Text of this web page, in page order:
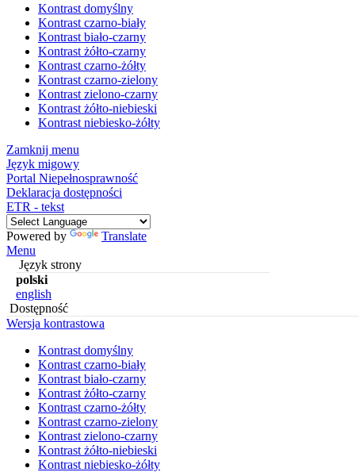
Kontrast domyślny
Kontrast czarno-biały
Kontrast biało-czarny
Kontrast żółto-czarny
Kontrast czarno-żółty
Kontrast czarno-zielony
Kontrast zielono-czarny
Kontrast żółto-niebieski
Kontrast niebiesko-żółty
Zamknij menu
Język migowy
Portal Niepełnosprawność
Deklaracja dostępności
ETR - tekst
Powered by
Translate
Menu
Język strony
polski
english
Dostępność
Wersja kontrastowa
Kontrast domyślny
Kontrast czarno-biały
Kontrast biało-czarny
Kontrast żółto-czarny
Kontrast czarno-żółty
Kontrast czarno-zielony
Kontrast zielono-czarny
Kontrast żółto-niebieski
Kontrast niebiesko-żółty